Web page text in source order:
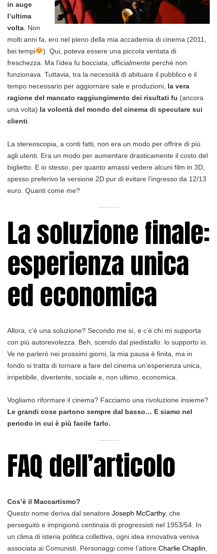
in auge
l’ultima
volta . Non
molti anni fa, ero nel pieno della mia accademia di cinema (2011,
bei tempi
). Qui, poteva essere una piccola ventata di
freschezza. Ma l’idea fu bocciata, ufficialmente perché non
funzionava. Tuttavia, tra la necessità di abituare il pubblico e il
tempo necessario per aggiornare sale e produzioni, la vera
ragione del mancato raggiungimento dei risultati fu (ancora
una volta) la volontà del mondo del cinema di speculare sui
clienti
La stereoscopia, a conti fatti, non era un modo per offrire di più
agli utenti. Era un modo per aumentare drasticamente il costo del
biglietto. E io stesso, per quanto amassi vedere alcuni film in 3D,
spesso preferivo la versione 2D pur di evitare l’ingresso da 12/13
euro. Quanti come me?
La soluzione finale:
esperienza unica
ed economica
Allora, c’è una soluzione? Secondo me sì, e c’è chi mi supporta
con più autorevolezza. Beh, scendo dal piedistallo: lo supporto io.
Ve ne parlerò nei prossimi giorni, la mia pausa è finita, ma in
fondo si tratta di tornare a fare del cinema un’esperienza unica,
irripetibile, divertente, sociale e, non ultimo, economica.
Vogliamo riformare il cinema? Facciamo una rivoluzione insieme?
Le grandi cose partono sempre dal basso… E siamo nel
periodo in cui è più facile farlo.
FAQ dell’articolo
Cos’è il Maccartismo?
Questo nome deriva dal senatore Joseph McCarthy, che
perseguitò e imprigionò centinaia di progressisti nel 1953/54. In
un clima di isteria politica collettiva, ogni idea innovativa veniva
associata ai Comunisti. Personaggi come l’attore Charlie Chaplin